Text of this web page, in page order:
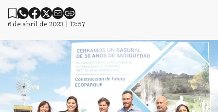
6 de abril de 2023 | 12:57